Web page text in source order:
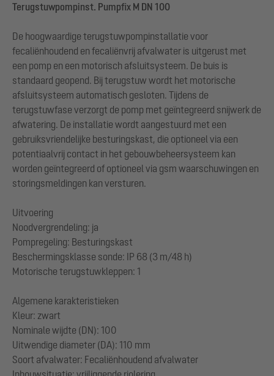
Terugstuwpompinst. Pumpfix M DN 100
De hoogwaardige terugstuwpompinstallatie voor
fecaliënhoudend en fecaliënvrij afvalwater is uitgerust met
een pomp en een motorisch afsluitsysteem. De buis is
standaard geopend. Bij terugstuw wordt het motorische
afsluitsysteem automatisch gesloten. Tijdens de
terugstuwfase verzorgt de pomp met geïntegreerd snijwerk de
afwatering. De installatie wordt aangestuurd met een
gebruiksvriendelijke besturingskast, die optioneel via een
potentiaalvrij contact in het gebouwbeheersysteem kan
worden geïntegreerd of optioneel via gsm waarschuwingen en
storingsmeldingen kan versturen.
Uitvoering
Noodvergrendeling: ja
Pompregeling: Besturingskast
Beschermingsklasse sonde: IP 68 (3 m/48 h)
Motorische terugstuwkleppen: 1
Algemene karakteristieken
Kleur: zwart
Nominale wijdte (DN): 100
Uitwendige diameter (DA): 110 mm
Soort afvalwater: Fecaliënhoudend afvalwater